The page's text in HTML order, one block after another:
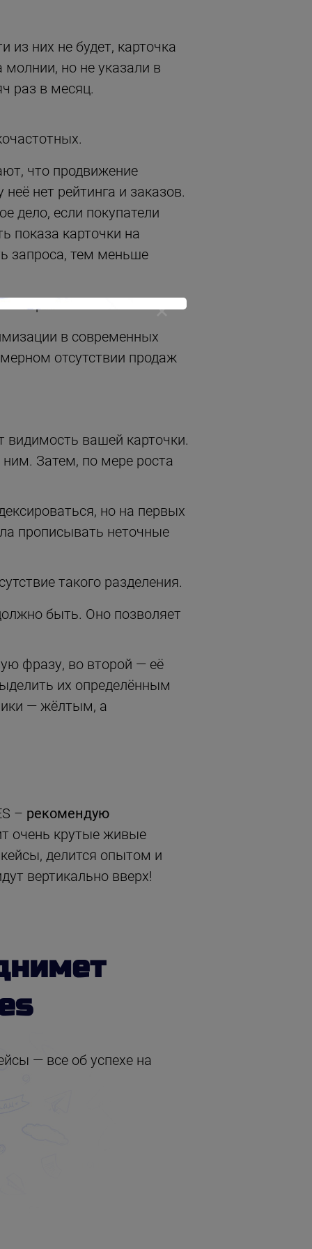
них не будет, карточка
но не указали в
раз в месяц.
что продвижение
нет рейтинга и заказов.
дело, если покупатели
показа карточки на
запроса, тем меньше
в современных
отсутствии продаж
видимость вашей карточки.
Затем, по мере роста
но на первых
прописывать неточные
такого разделения.
быть. Оно позволяет
фразу, во второй — её
их определённым
— жёлтым, а
– рекомендую
очень крутые живые
делится опытом и
вертикально вверх!
— все об успехе на